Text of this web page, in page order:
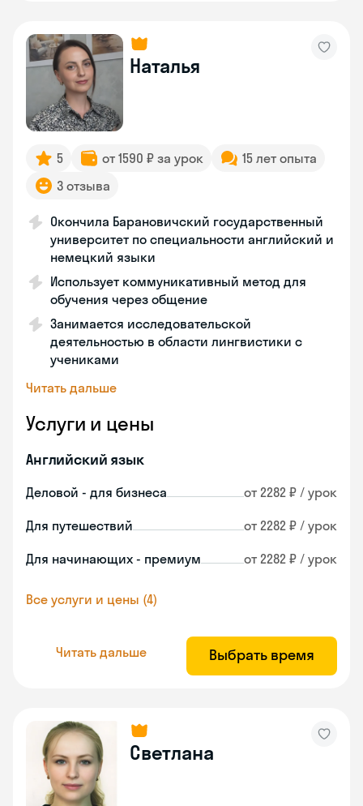
Наталья
5 от 1590 ₽ за урок
15 лет опыта
3 отзыва
Окончила Барановичский государственный
университет по специальности английский и
немецкий языки
Использует коммуникативный метод для
обучения через общение
Занимается исследовательской
деятельностью в области лингвистики с
учениками
Читать дальше
Услуги и цены
Английский язык
Деловой - для бизнеса от 2282 ₽ / урок
Для путешествий от 2282 ₽ / урок
Для начинающих - премиум от 2282 ₽ / урок
Все услуги и цены (4)
Читать дальше Выбрать время
Светлана